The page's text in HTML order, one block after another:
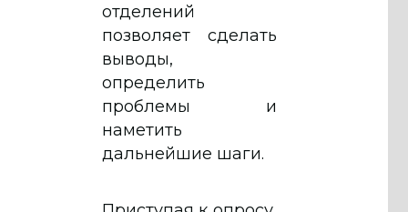
отделений
позволяет сделать
выводы,
определить
проблемы и
наметить
дальнейшие шаги.